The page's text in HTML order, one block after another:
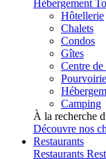
Hébergement
Hôtellerie
Chalets
Condos
Gîtes
Centre de
Camping
À la recherche
Découvre nos
Restaurants
Restaurants